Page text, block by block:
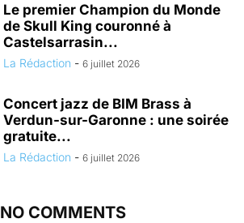
Le premier Champion du Monde
de Skull King couronné à
Castelsarrasin...
La Rédaction - 6 juillet 2026
Concert jazz de BIM Brass à
Verdun-sur-Garonne : une soirée
gratuite...
La Rédaction - 6 juillet 2026
NO COMMENTS